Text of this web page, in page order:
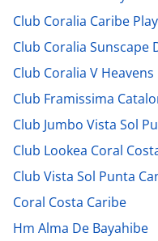
Club Coralia Caribe
Club Coralia Sunscape
Club Coralia V
Club Framissima
Club Jumbo Vista Sol
Club Lookea Coral
Club Vista Sol Punta
Coral Costa Caribe
Hm Alma De Bayahibe